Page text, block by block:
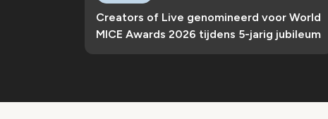
Creators of Live genomineerd voor World
MICE Awards 2026 tijdens 5-jarig jubileum